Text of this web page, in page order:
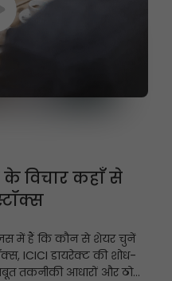
विचार कहाँ से
में हैं कि कौन से शेयर चुनें
ICICI डायरेक्ट की शोध-
तकनीकी आधारों और ठोस